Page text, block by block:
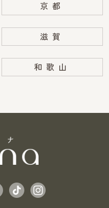
京都
滋賀
和歌山